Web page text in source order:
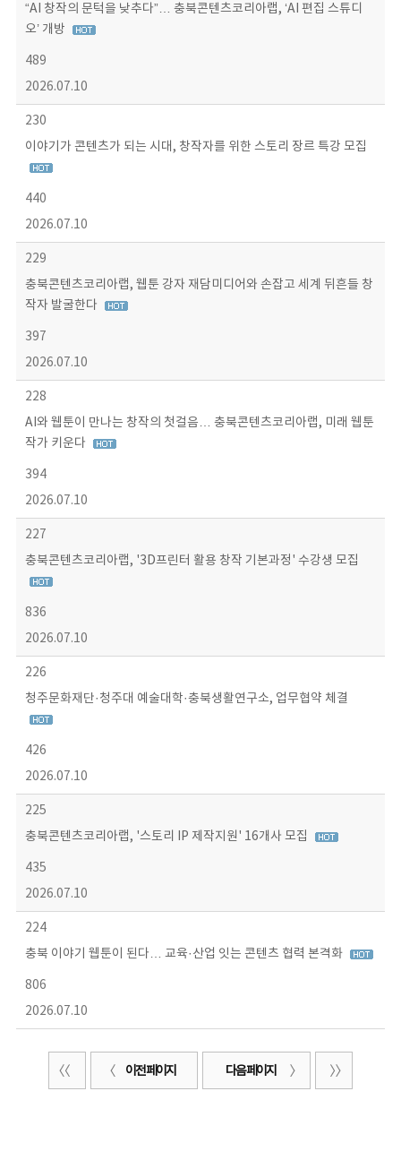
“AI 창작의 문턱을 낮추다”… 충북콘텐츠코리아랩, ‘AI 편집 스튜디
오’ 개방
489
2026.07.10
230
이야기가 콘텐츠가 되는 시대, 창작자를 위한 스토리 장르 특강 모집
440
2026.07.10
229
충북콘텐츠코리아랩, 웹툰 강자 재담미디어와 손잡고 세계 뒤흔들 창
작자 발굴한다
397
2026.07.10
228
AI와 웹툰이 만나는 창작의 첫걸음… 충북콘텐츠코리아랩, 미래 웹툰
작가 키운다
394
2026.07.10
227
충북콘텐츠코리아랩, '3D프린터 활용 창작 기본과정' 수강생 모집
836
2026.07.10
226
청주문화재단·청주대 예술대학·충북생활연구소, 업무협약 체결
426
2026.07.10
225
충북콘텐츠코리아랩, '스토리 IP 제작지원' 16개사 모집
435
2026.07.10
224
충북 이야기 웹툰이 된다… 교육·산업 잇는 콘텐츠 협력 본격화
806
2026.07.10
이전 페이지 다음 페이지